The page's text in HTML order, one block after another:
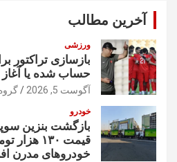
آخرین مطالب
ورزشی
بازسازی تراکتور
حساب شده یا
آگوست 5, 2026
خودرو
بازگشت بنزین
قیمت ۱۳۰
خودرو‌های مدرن